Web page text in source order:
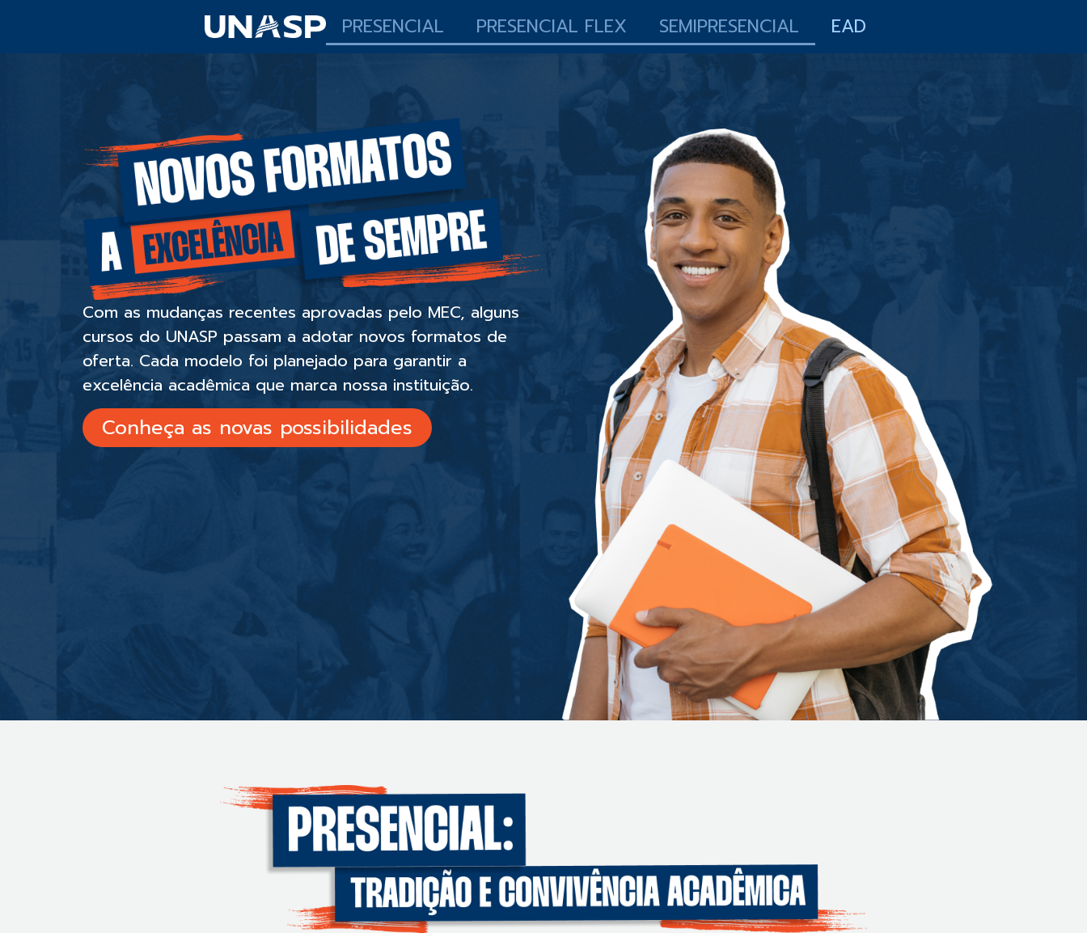
PRESENCIAL PRESENCIAL FLEX SEMIPRESENCIAL EAD
Com as mudanças recentes aprovadas pelo MEC, alguns
cursos do UNASP passam a adotar novos formatos de
oferta. Cada modelo foi planejado para garantir a
excelência acadêmica que marca nossa instituição.
Conheça as novas possibilidades